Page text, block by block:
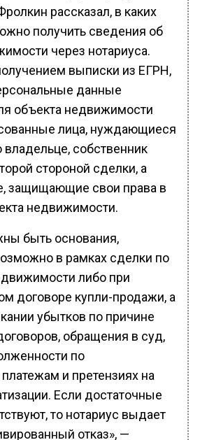
рассказал, в каких
получить сведения об
через нотариуса.
выписки из ЕГРН,
данные
объекта недвижимости
лица, нуждающиеся
собственник
стороной сделки, а
защищающие свои права в
недвижимости.
быть основания,
в рамках сделки по
либо при
договоре купли-продажи, а
убытков по причине
обращения в суд,
по
и претензиях на
Если достаточные
то нотариус выдает
отказ», —